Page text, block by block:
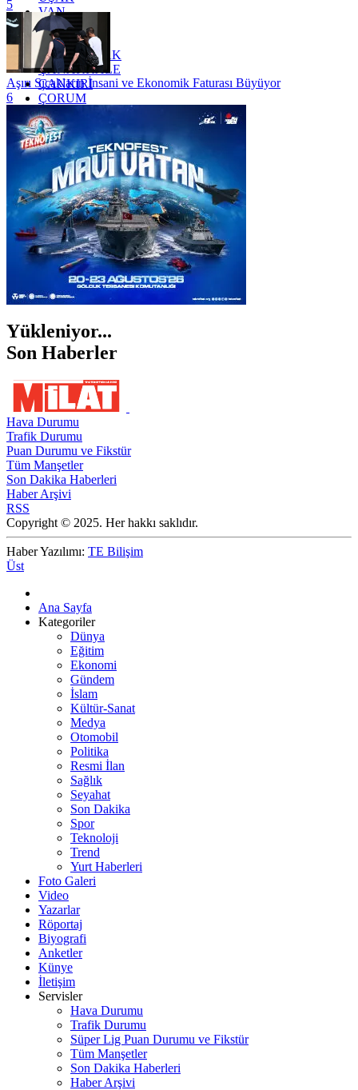
VAN
YALOVA
YOZGAT
ZONGULDAK
ÇANAKKALE
ÇANKIRI
ÇORUM
İSTANBUL
İZMİR
ŞANLIURFA
ŞIRNAK
5
Aşırı Sıcakların İnsani ve Ekonomik Faturası Büyüyor
6
Yükleniyor...
Son Haberler
Hava Durumu
Trafik Durumu
Puan Durumu ve Fikstür
Tüm Manşetler
Son Dakika Haberleri
Haber Arşivi
RSS
Copyright © 2025. Her hakkı saklıdır.
Haber Yazılımı: TE Bilişim
Üst
Ana Sayfa
Kategoriler
Dünya
Eğitim
Ekonomi
Gündem
İslam
Kültür-Sanat
Medya
Otomobil
Politika
Resmi İlan
Sağlık
Seyahat
Son Dakika
Spor
Teknoloji
Trend
Yurt Haberleri
Foto Galeri
Video
Yazarlar
Röportaj
Biyografi
Anketler
Künye
İletişim
Servisler
Hava Durumu
Trafik Durumu
Süper Lig Puan Durumu ve Fikstür
Tüm Manşetler
Son Dakika Haberleri
Haber Arşivi